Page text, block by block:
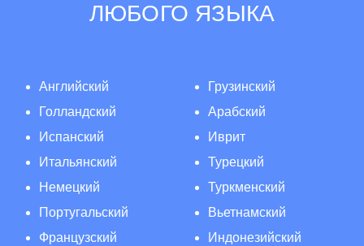
ЛЮБОГО ЯЗЫКА
Английский
Голландский
Испанский
Итальянский
Немецкий
Португальский
Французский
Грузинский
Арабский
Иврит
Турецкий
Туркменский
Вьетнамский
Индонезийский